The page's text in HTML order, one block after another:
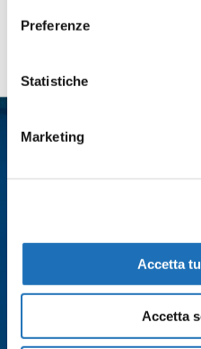
Preferenze
Statistiche
Marketing
Accetta
Accetta
Città *